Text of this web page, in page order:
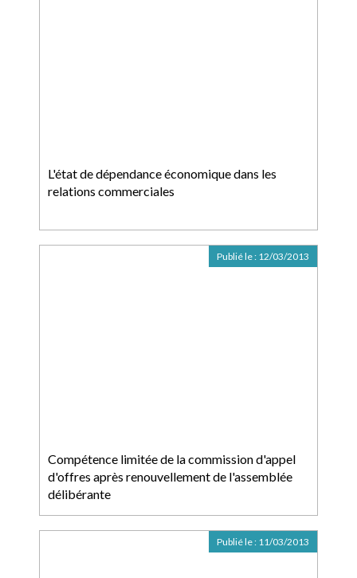
L'état de dépendance économique dans les
relations commerciales
Compétence limitée de la commission d'appel
d'offres après renouvellement de l'assemblée
délibérante
Publié le : 12/03/2013
Publié le : 11/03/2013